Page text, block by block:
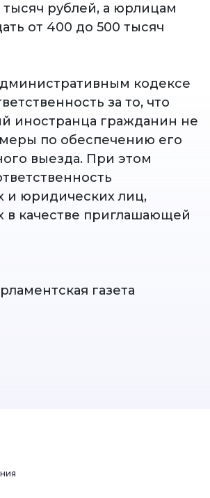
рублей, а юрлицам
от 400 до 500 тысяч
кодексе
за то, что
иностранца гражданин не
по обеспечению его
выезда. При этом
и юридических лиц,
в качестве приглашающей
газета